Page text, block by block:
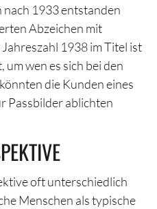
nach 1933 entstanden
Abzeichen mit
1938 im Titel ist
wen es sich bei den
die Kunden eines
Passbilder ablichten
oft unterschiedlich
Menschen als typische